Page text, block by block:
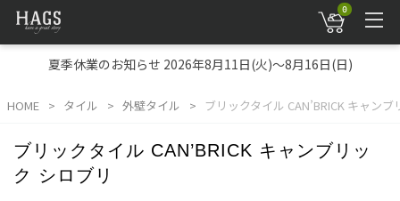
0
夏季休業のお知らせ 2026年8月11日(火)～8月16日(日)
HOME タイル 外壁タイル ブリックタイル CAN’BRICK キャン
ブリックタイル CAN’BRICK キャンブリッ
ク シロブリ